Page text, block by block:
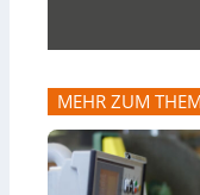
MEHR ZUM